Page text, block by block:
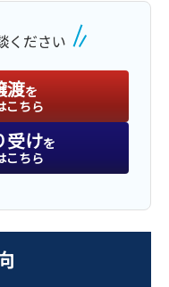
ください
渡を
こちら
受けを
こちら